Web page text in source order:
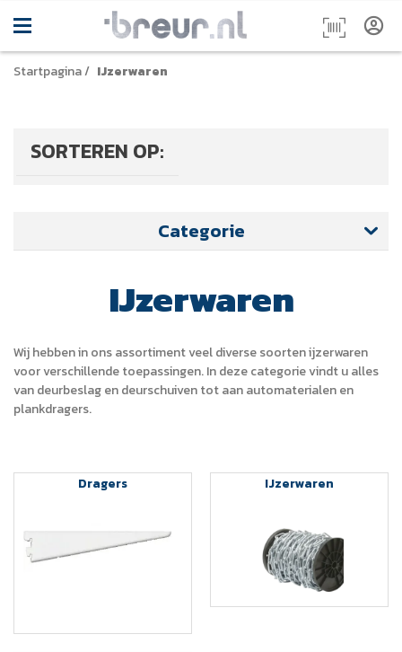
Startpagina/ IJzerwaren
SORTEREN OP:
Categorie
IJzerwaren
Wij hebben in ons assortiment veel diverse soorten ijzerwaren
voor verschillende toepassingen. In deze categorie vindt u alles
van deurbeslag en deurschuiven tot aan automaterialen en
plankdragers.
Dragers IJzerwaren